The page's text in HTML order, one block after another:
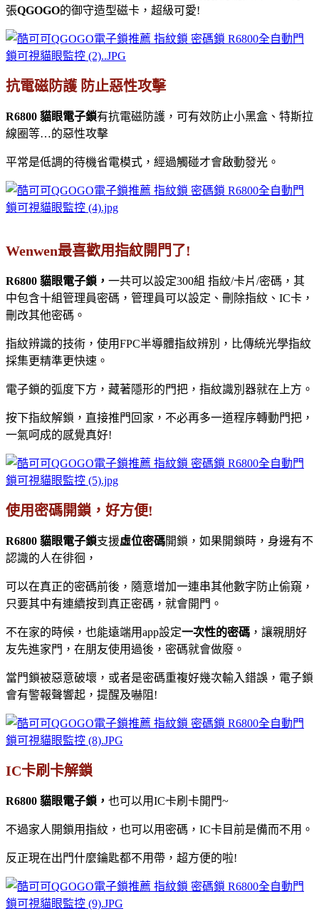
張QGOGO的御守造型磁卡，超級可愛!
抗電磁防護 防止惡性攻擊
R6800 貓眼電子鎖有抗電磁防護，可有效防止小黑盒、特斯拉
線圈等…的惡性攻擊
平常是低調的待機省電模式，經過觸碰才會啟動發光。
Wenwen最喜歡用指紋開門了!
R6800 貓眼電子鎖， 一共可以設定300組 指紋/卡片/密碼，其
中包含十組管理員密碼，管理員可以設定、刪除指紋、IC卡，
刪改其他密碼。
指紋辨識的技術，使用FPC半導體指紋辨別，比傳統光學指紋
採集更精準更快速。
電子鎖的弧度下方，藏著隱形的門把，指紋識別器就在上方。
按下指紋解鎖，直接推門回家，不必再多一道程序轉動門把，
一氣呵成的感覺真好!
使用密碼開鎖，好方便!
R6800 貓眼電子鎖支援虛位密碼開鎖，如果開鎖時，身邊有不
認識的人在徘徊，
可以在真正的密碼前後，隨意增加一連串其他數字防止偷窺，
只要其中有連續按到真正密碼，就會開門。
不在家的時候，也能遠端用app設定一次性的密碼 ，讓親朋好
友先進家門，在朋友使用過後，密碼就會做廢。
當門鎖被惡意破壞，或者是密碼重複好幾次輸入錯誤，電子鎖
會有警報聲響起，提醒及嚇阻!
IC卡刷卡解鎖
R6800 貓眼電子鎖， 也可以用IC卡刷卡開門~
不過家人開鎖用指紋，也可以用密碼，IC卡目前是備而不用。
反正現在出門什麼鑰匙都不用帶，超方便的啦!